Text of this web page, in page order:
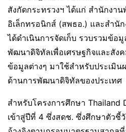
สังกัดกระทรวงฯ ได้แก่ สำนักงา
อิเล็กทรอนิกส์ (สพธอ.) และสำนั
ได้ดำเนินการจัดเก็บ รวบรวมข้อ
พัฒนาดิจิทัลเพื่อเศรษฐกิจและสัง
ข้อมูลต่างๆ มาใช้สำหรับประเมิน
ด้านการพัฒนาดิจิทัลของประเทศ
สำหรับโครงการศึกษา Thailand
เข้าสู่ปีที่ 4 ซึ่งสดช. ซึ่งศึกษาตัวชี้